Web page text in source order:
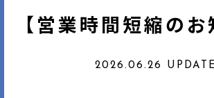
【営業時間短縮のお
2026.06.26 UPDATE